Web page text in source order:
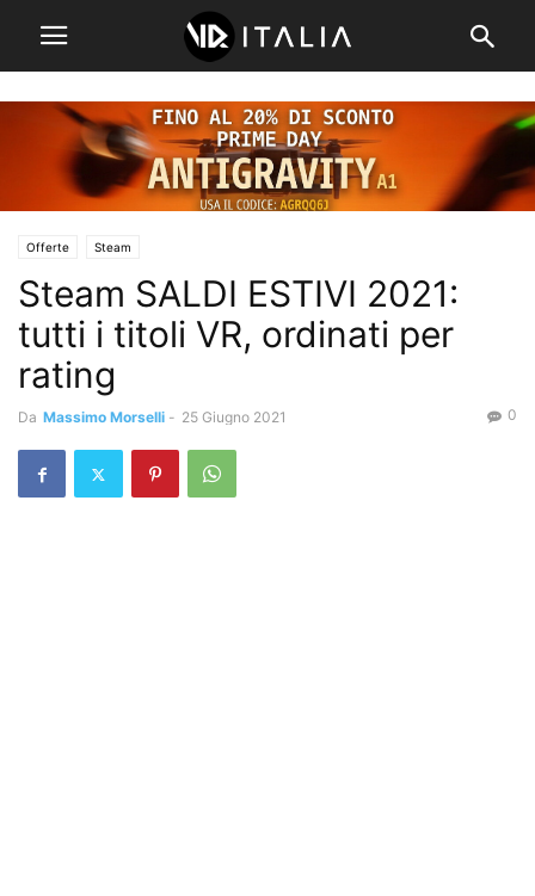
Offerte Steam
Steam SALDI ESTIVI 2021:
tutti i titoli VR, ordinati per
rating
Da Massimo Morselli - 25 Giugno 2021 0